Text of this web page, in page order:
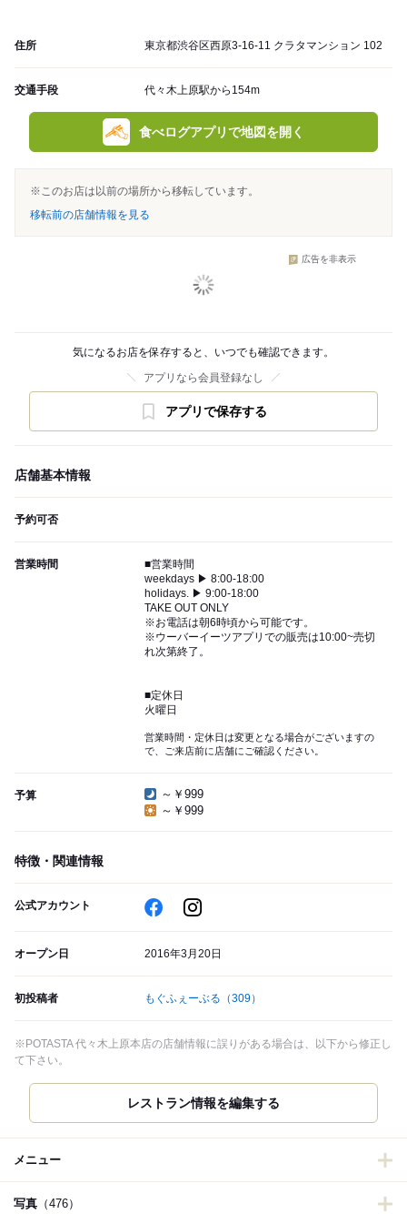
住所 東京都渋谷区西原3-16-11 クラタマンション 102
交通手段 代々木上原駅から154m
食べログアプリで地図を開く
※このお店は以前の場所から移転しています。
移転前の店舗情報を見る
広告を非表示
気になるお店を保存すると、いつでも確認できます。
アプリなら会員登録なし
アプリで保存する
店舗基本情報
予約可否
営業時間
■営業時間
weekdays ▶︎ 8:00-18:00
holidays. ▶︎ 9:00-18:00
TAKE OUT ONLY
※お電話は朝6時頃から可能です。
※ウーバーイーツアプリでの販売は10:00~売切
れ次第終了。
■定休日
火曜日
営業時間・定休日は変更となる場合がございますの
で、ご来店前に店舗にご確認ください。
予算
～￥999
～￥999
特徴・関連情報
公式アカウント
オープン日 2016年3月20日
初投稿者 もぐふぇーぶる （309）
※POTASTA 代々木上原本店の店舗情報に誤りがある場合は、以下から修正し
て下さい。
レストラン情報を編集する
メニュー
写真 （476）